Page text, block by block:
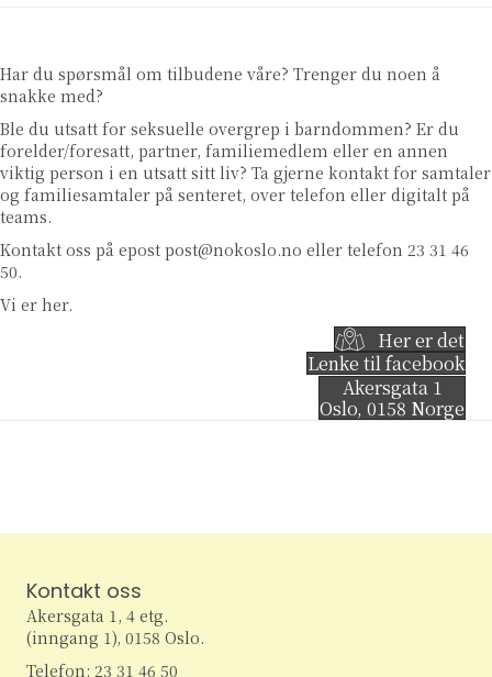
Har du spørsmål om tilbudene våre? Trenger du noen å
snakke med?
Ble du utsatt for seksuelle overgrep i barndommen? Er du
forelder/foresatt, partner, familiemedlem eller en annen
viktig person i en utsatt sitt liv? Ta gjerne kontakt for samtaler
og familiesamtaler på senteret, over telefon eller digitalt på
teams.
Kontakt oss på epost post@nokoslo.no eller telefon 23 31 46
50.
Vi er her.
Her er det
Lenke til facebook
Akersgata 1
Oslo, 0158 Norge
Kontakt oss
Akersgata 1, 4 etg.
(inngang 1), 0158 Oslo.
Telefon: 23 31 46 50